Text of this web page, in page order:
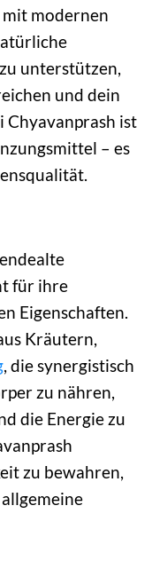
modernen
unterstützen,
und dein
Chyavanprash ist
– es
für ihre
Eigenschaften.
Kräutern,
, die synergistisch
zu nähren,
die Energie zu
zu bewahren,